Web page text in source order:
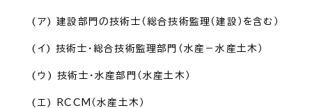
(ア) 建設部門の技術士（総合技術監理（建設）を含む）
(イ) 技術士・総合技術監理部門（水産－水産土木）
(ウ) 技術士・水産部門（水産土木）
(エ) RCCM（水産土木）